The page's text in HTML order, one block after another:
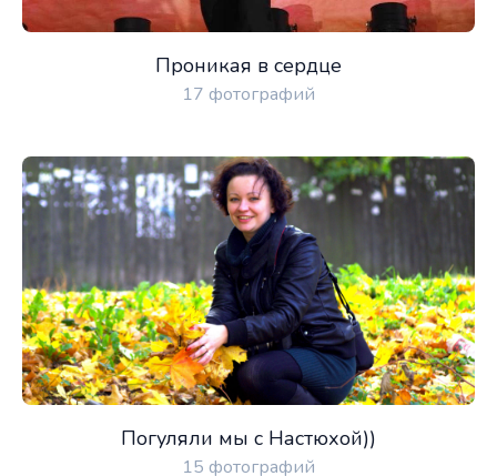
Проникая в сердце
17 фотографий
Погуляли мы с Настюхой))
15 фотографий